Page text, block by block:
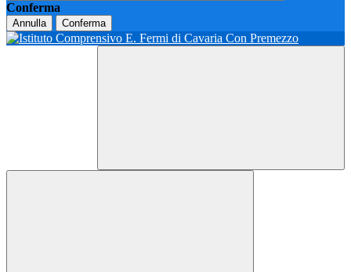
Conferma
Annulla Conferma